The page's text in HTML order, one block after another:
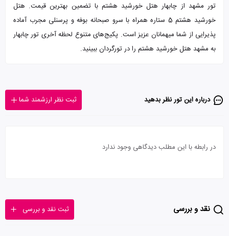
تور مشهد از چابهار هتل خورشید هشتم با تضمین بهترین قیمت. هتل
خورشید هشتم 5 ستاره همراه با سرو صبحانه بوفه و پرسنلی مجرب آماده
پذیرایی از شما میهمانان عزیز است. پکیج‌های متنوع لحظه آخری تور چابهار
به مشهد هتل خورشید هشتم را در تورگردان ببینید.
درباره این تور‌ نظر بدهید ثبت نظر ارزشمند شما
در رابطه با این مطلب دیدگاهی وجود ندارد
نقد و بررسی ثبت نقد و بررسی